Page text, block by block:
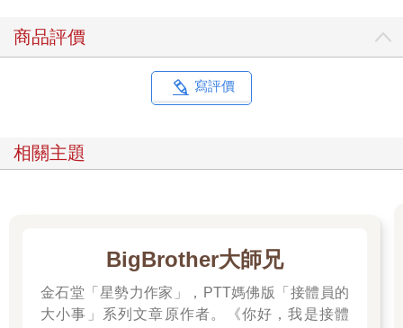
的。他們不知道，昨天才對我說過同樣話的人，此刻就坐在他們
旁邊。由於不能洩漏隱私，我決定在課堂上談論焦慮這個主題，
情緒的機會比比皆是。我心想，要是學生知道彼此也有類似經
歷，他們或許就不會那麼孤單，甚至可能不再那麼覺得自己壞掉
有一天，我們在課堂上討論丹麥哲學家齊克果對焦慮（即本章主
焦慮搏鬥。她將之前私下告訴我的事講給了全班同學聽：來上課
大二學生山繆點頭附和。他坦言自己最近為了上課曾開車到學
校，卻發現自己根本下不了車。班上更多人點頭了。這招似乎真
的管用──至少對那天開車來學校並成功撐到坐進教室座位的同學
來說是如此。我很感謝他們願意坦露自己的脆弱，也慶幸不再只
商品評價
寫評價
相關主題
BigBrother大師兄
金石堂「星勢力作家」，PTT媽佛版「接體員的
大小事」系列文章原作者。《你好，我是接體